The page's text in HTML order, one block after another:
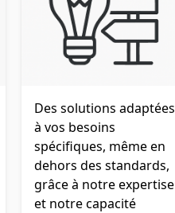
Des solutions adaptées
à vos besoins
spécifiques, même en
dehors des standards,
grâce à notre expertise
et notre capacité